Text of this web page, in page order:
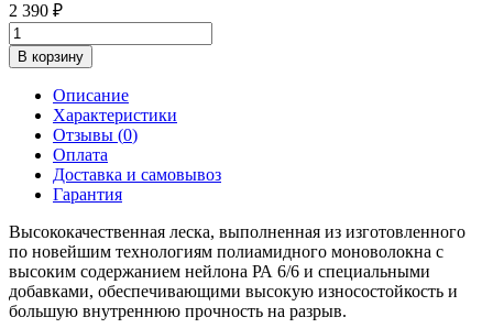
2 390
В корзину
Описание
Характеристики
Отзывы (0)
Оплата
Доставка и самовывоз
Гарантия
Высококачественная леска, выполненная из изготовленного
по новейшим технологиям полиамидного моноволокна с
высоким содержанием нейлона РА 6/6 и специальными
добавками, обеспечивающими высокую износостойкость и
большую внутреннюю прочность на разрыв.